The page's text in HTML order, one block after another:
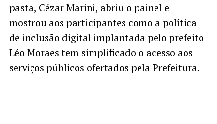
pasta, Cézar Marini, abriu o painel e
mostrou aos participantes como a política
de inclusão digital implantada pelo prefeito
Léo Moraes tem simplificado o acesso aos
serviços públicos ofertados pela Prefeitura.